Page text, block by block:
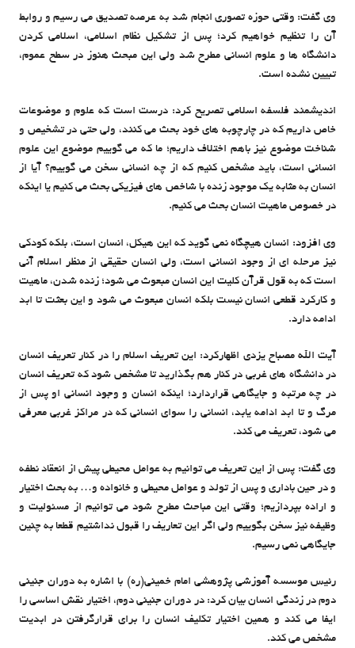
وی گفت: وقتی حوزه تصوری انجام شد به عرصه تصدیق می رسیم و روابط
آن را تنظیم خواهیم کرد؛ پس از تشکیل نظام اسلامی، اسلامی کردن
دانشگاه ها و علوم انسانی مطرح شد ولی این مبحث هنوز در سطح عموم،
تبیین نشده است.
اندیشمند فلسفه اسلامی تصریح کرد: درست است که علوم و موضوعات
خاص داریم که در چارچوبه های خود بحث می کنند، ولی حتی در تشخیص و
شناخت موضوع نیز باهم اختلاف داریم؛ ما که می گوییم موضوع این علوم
انسانی است، باید مشخص کنیم که از چه انسانی سخن می گوییم؟ آیا از
انسان به مثابه یک موجود زنده با شاخص های فیزیکی بحث می کنیم یا اینکه
در خصوص ماهیت انسان بحث می کنیم.
وی افزود: انسان هیچگاه نمی گوید که این هیکل، انسان است، بلکه کودکی
نیز مرحله ای از وجود انسانی است، ولی انسان حقیقی از منظر اسلام آنی
است که به قول قرآن کلیت این انسان مبعوث می شود؛ زنده شدن، ماهیت
و کارکرد قطعی انسان نیست بلکه انسان مبعوث می شود و این بعثت تا ابد
ادامه دارد.
آیت الله مصباح یزدی اظهارکرد: این تعریف اسلام را در کنار تعریف انسان
در دانشگاه های غربی در کنار هم بگذارید تا مشخص شود که تعریف انسان
در چه مرتبه و جایگاهی قراردارد؛ اینکه انسان و وجود انسانی او پس از
مرگ و تا ابد ادامه یابد، انسانی را سوای انسانی که در مراکز غربی معرفی
می شود، تعریف می کند.
وی گفت: پس از این تعریف می توانیم به عوامل محیطی پیش از انعقاد نطفه
و در حین باداری و پس از تولد و عوامل محیطی و خانواده و… به بحث اختیار
و اراده بپردازیم؛ وقتی این مباحث مطرح شود می توانیم از مسئولیت و
وظیفه نیز سخن بگوییم ولی اگر این تعاریف را قبول نداشتیم قطعا به چنین
جایگاهی نمی رسیم.
رئیس موسسه آموزشی پژوهشی امام خمینی(ره) با اشاره به دوران جنینی
دوم در زندگی انسان بیان کرد: در دوران جنینی دوم، اختیار نقش اساسی را
ایفا می کند و همین اختیار تکلیف انسان را برای قرارگرفتن در ابدیت
مشخص می کند.